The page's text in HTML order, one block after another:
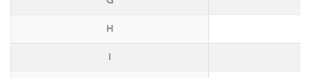
H
I